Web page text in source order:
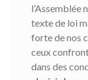
l’Assemblée
texte de loi
forte de nos
ceux
dans des